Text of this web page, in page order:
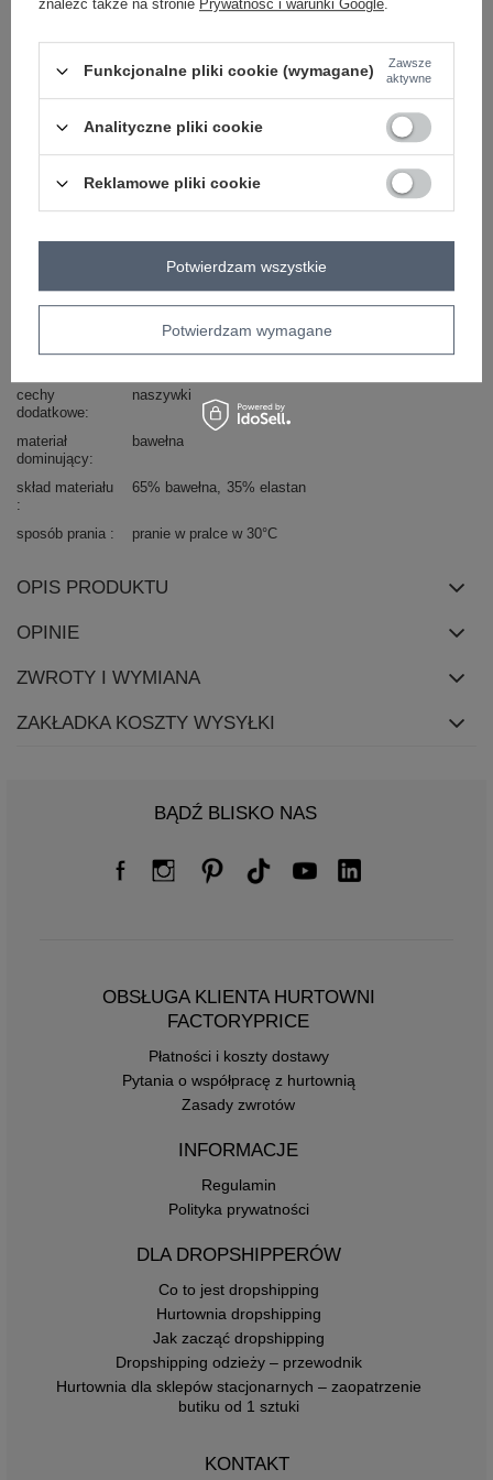
FA-KMPL-8094.30
Marka
FANCY
typ produktu
bluza+spodnie
casual
okazja
codzienne
wzór
dominujący
gładki
wysoki
kieszenie
boczne
długi rękaw
cechy
dodatkowe
naszywki
materiał
dominujący
bawełna
skład materiału 65% bawełna 35% elastan
sposób prania pranie w pralce w 30°C
OPIS PRODUKTU
OPINIE
ZWROTY I WYMIANA
ZAKŁADKA KOSZTY WYSYŁKI
BĄDŹ BLISKO NAS
OBSŁUGA KLIENTA HURTOWNI
FACTORYPRICE
Płatności i koszty dostawy
Pytania o współpracę z hurtownią
Zasady zwrotów
INFORMACJE
Regulamin
Polityka prywatności
DLA DROPSHIPPERÓW
Co to jest dropshipping
Hurtownia dropshipping
Jak zacząć dropshipping
Dropshipping odzieży – przewodnik
Hurtownia dla sklepów stacjonarnych – zaopatrzenie
butiku od 1 sztuki
KONTAKT
znaleźć także na stronie Prywatność i warunki Google.
Funkcjonalne pliki cookie (wymagane)
Zawsze
aktywne
Analityczne pliki cookie
Reklamowe pliki cookie
Potwierdzam wymagane
Potwierdzam wszystkie